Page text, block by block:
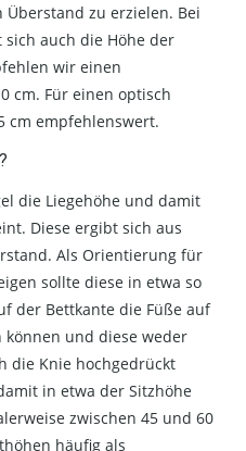
zu erzielen. Bei
auch die Höhe der
wir einen
cm. Für einen optisch
cm empfehlenswert.
die Liegehöhe und damit
Diese ergibt sich aus
Als Orientierung für
sollte diese in etwa so
der Bettkante die Füße auf
und diese weder
die Knie hochgedrückt
in etwa der Sitzhöhe
zwischen 45 und 60
häufig als